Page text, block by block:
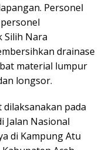
Personel
Silih Nara
drainase
material lumpur
longsor.
pada
Jalan Nasional
di Kampung Atu